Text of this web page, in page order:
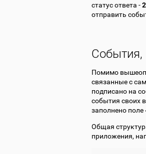
статус ответа -
отправить
События,
Помимо
связанные с
подписано на
события своих
заполнено
Общая
приложения,